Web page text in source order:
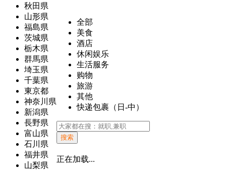
秋田県
山形県
福島県
茨城県
栃木県
群馬県
埼玉県
千葉県
東京都
神奈川県
新潟県
長野県
富山県
石川県
福井県
山梨県
全部
美食
酒店
休闲娱乐
生活服务
购物
旅游
其他
快递包裹（日-中）
搜索
正在加载...